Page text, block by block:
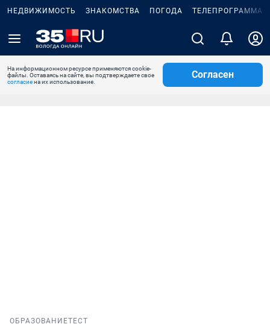
НЕДВИЖИМОСТЬ ЗНАКОМСТВА ПОГОДА ТЕЛЕПРОГРАММА
На информационном ресурсе применяются cookie-
файлы. Оставаясь на сайте, вы подтверждаете свое
согласиена их использование.
Согласен
ОБРАЗОВАНИЕТЕСТ